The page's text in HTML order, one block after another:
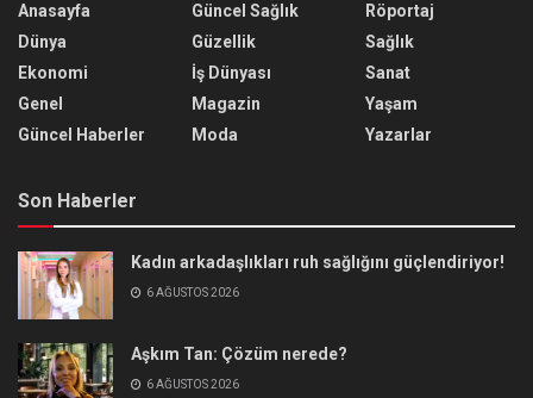
Anasayfa
Dünya
Ekonomi
Genel
Güncel Haberler
Güncel Sağlık
Güzellik
İş Dünyası
Magazin
Moda
Röportaj
Sağlık
Sanat
Yaşam
Yazarlar
Son Haberler
Kadın arkadaşlıkları ruh sağlığını güçlendiriyor!
6 AĞUSTOS 2026
Aşkım Tan: Çözüm nerede?
6 AĞUSTOS 2026